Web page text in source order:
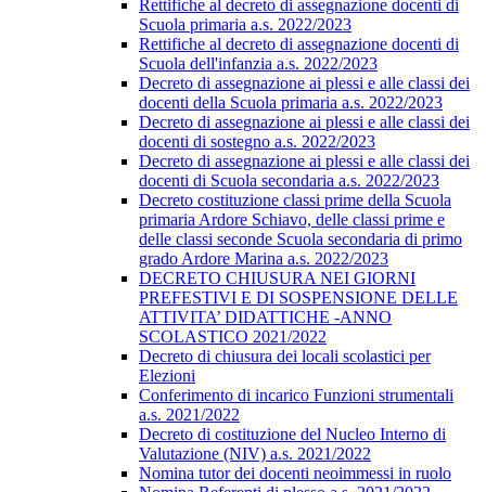
Rettifiche al decreto di assegnazione docenti di
Scuola primaria a.s. 2022/2023
Rettifiche al decreto di assegnazione docenti di
Scuola dell'infanzia a.s. 2022/2023
Decreto di assegnazione ai plessi e alle classi dei
docenti della Scuola primaria a.s. 2022/2023
Decreto di assegnazione ai plessi e alle classi dei
docenti di sostegno a.s. 2022/2023
Decreto di assegnazione ai plessi e alle classi dei
docenti di Scuola secondaria a.s. 2022/2023
Decreto costituzione classi prime della Scuola
primaria Ardore Schiavo, delle classi prime e
delle classi seconde Scuola secondaria di primo
grado Ardore Marina a.s. 2022/2023
DECRETO CHIUSURA NEI GIORNI
PREFESTIVI E DI SOSPENSIONE DELLE
ATTIVITA’ DIDATTICHE -ANNO
SCOLASTICO 2021/2022
Decreto di chiusura dei locali scolastici per
Elezioni
Conferimento di incarico Funzioni strumentali
a.s. 2021/2022
Decreto di costituzione del Nucleo Interno di
Valutazione (NIV) a.s. 2021/2022
Nomina tutor dei docenti neoimmessi in ruolo